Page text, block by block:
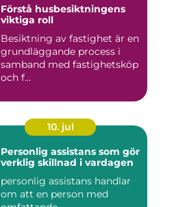
Förstå husbesiktningens
viktiga roll
Besiktning av fastighet är en
grundläggande process i
samband med fastighetsköp
och f...
10. jul
Personlig assistans som gör
verklig skillnad i vardagen
personlig assistans handlar
om att en person med